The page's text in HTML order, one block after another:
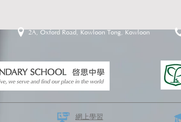
2A, Oxford Road, Kowloon Tong, Kowloon
網上學習